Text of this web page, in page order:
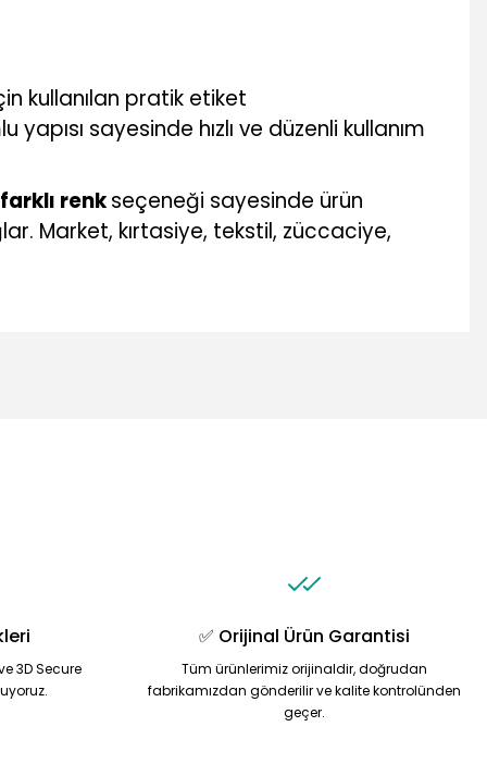
kullanılan pratik etiket
sayesinde hızlı ve düzenli kullanım
renkseçeneği sayesinde ürün
Market, kırtasiye, tekstil, züccaciye,
3D Secure
✅ Orijinal Ürün Garantisi
Tüm ürünlerimiz orijinaldir, doğrudan
fabrikamızdan gönderilir ve kalite kontrolünden
geçer.